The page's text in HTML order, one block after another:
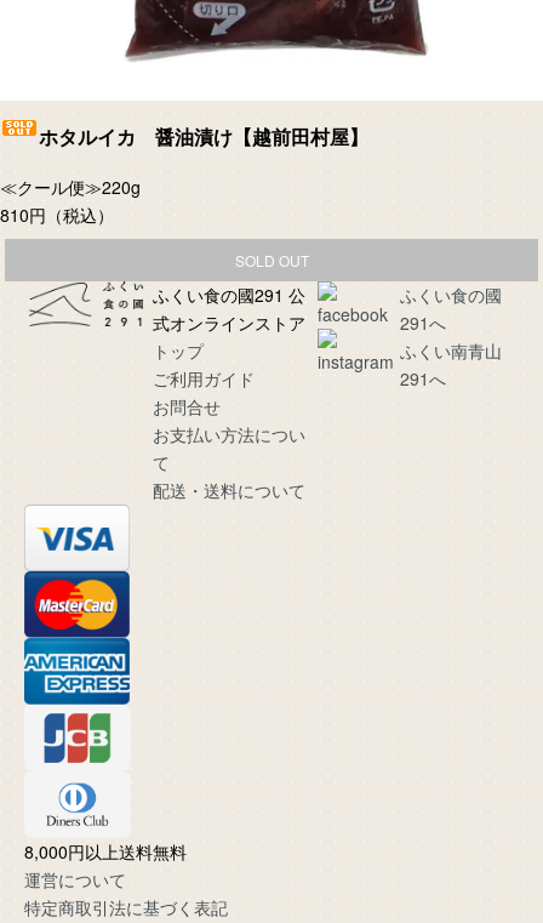
ホタルイカ 醤油漬け【越前田村屋】
≪クール便≫220g
810円 （税込）
SOLD OUT
ふくい食の國291 公
式オンラインストア
トップ
ご利用ガイド
お問合せ
お支払い方法につい
て
配送・送料について
ふくい食の國
291へ
ふくい南青山
291へ
8,000円以上送料無料
運営について
特定商取引法に基づく表記